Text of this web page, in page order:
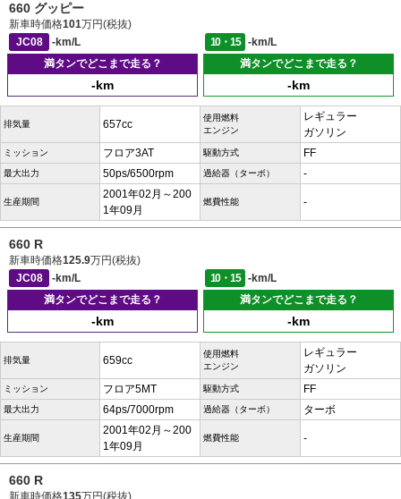
660 グッピー
新車時価格101万円(税抜)
JC08
-km/L 10・15
-km/L
満タンでどこまで走る？
-km
満タンでどこまで走る？
-km
排気量 657cc
使用燃料
エンジン
レギュラー
ガソリン
ミッション フロア3AT 駆動方式 FF
最大出力 50ps/6500rpm 過給器（ターボ） -
生産期間
2001年02月～200
1年09月
燃費性能 -
660 R
新車時価格125.9万円(税抜)
JC08
-km/L 10・15
-km/L
満タンでどこまで走る？
-km
満タンでどこまで走る？
-km
排気量 659cc
使用燃料
エンジン
レギュラー
ガソリン
ミッション フロア5MT 駆動方式 FF
最大出力 64ps/7000rpm 過給器（ターボ） ターボ
生産期間
2001年02月～200
1年09月
燃費性能 -
660 R